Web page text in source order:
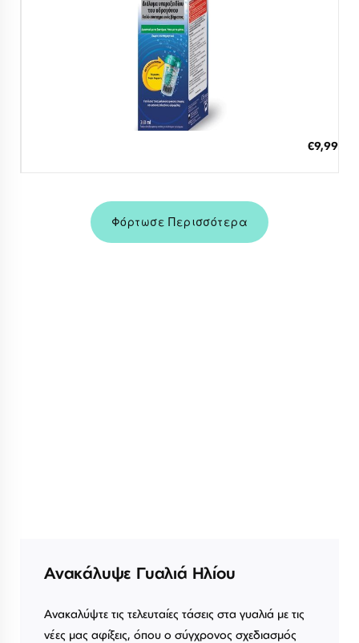
€9,99
Διαθέσιμο
ΠΡΟΣΘΗΚΗ ΣΤΟ ΚΑΛΑΘΙ
Φόρτωσε Περισσότερα
Ανακάλυψε Γυαλιά Ηλίου
Ανακαλύψτε τις τελευταίες τάσεις στα γυαλιά με τις
νέες μας αφίξεις, όπου ο σύγχρονος σχεδιασμός